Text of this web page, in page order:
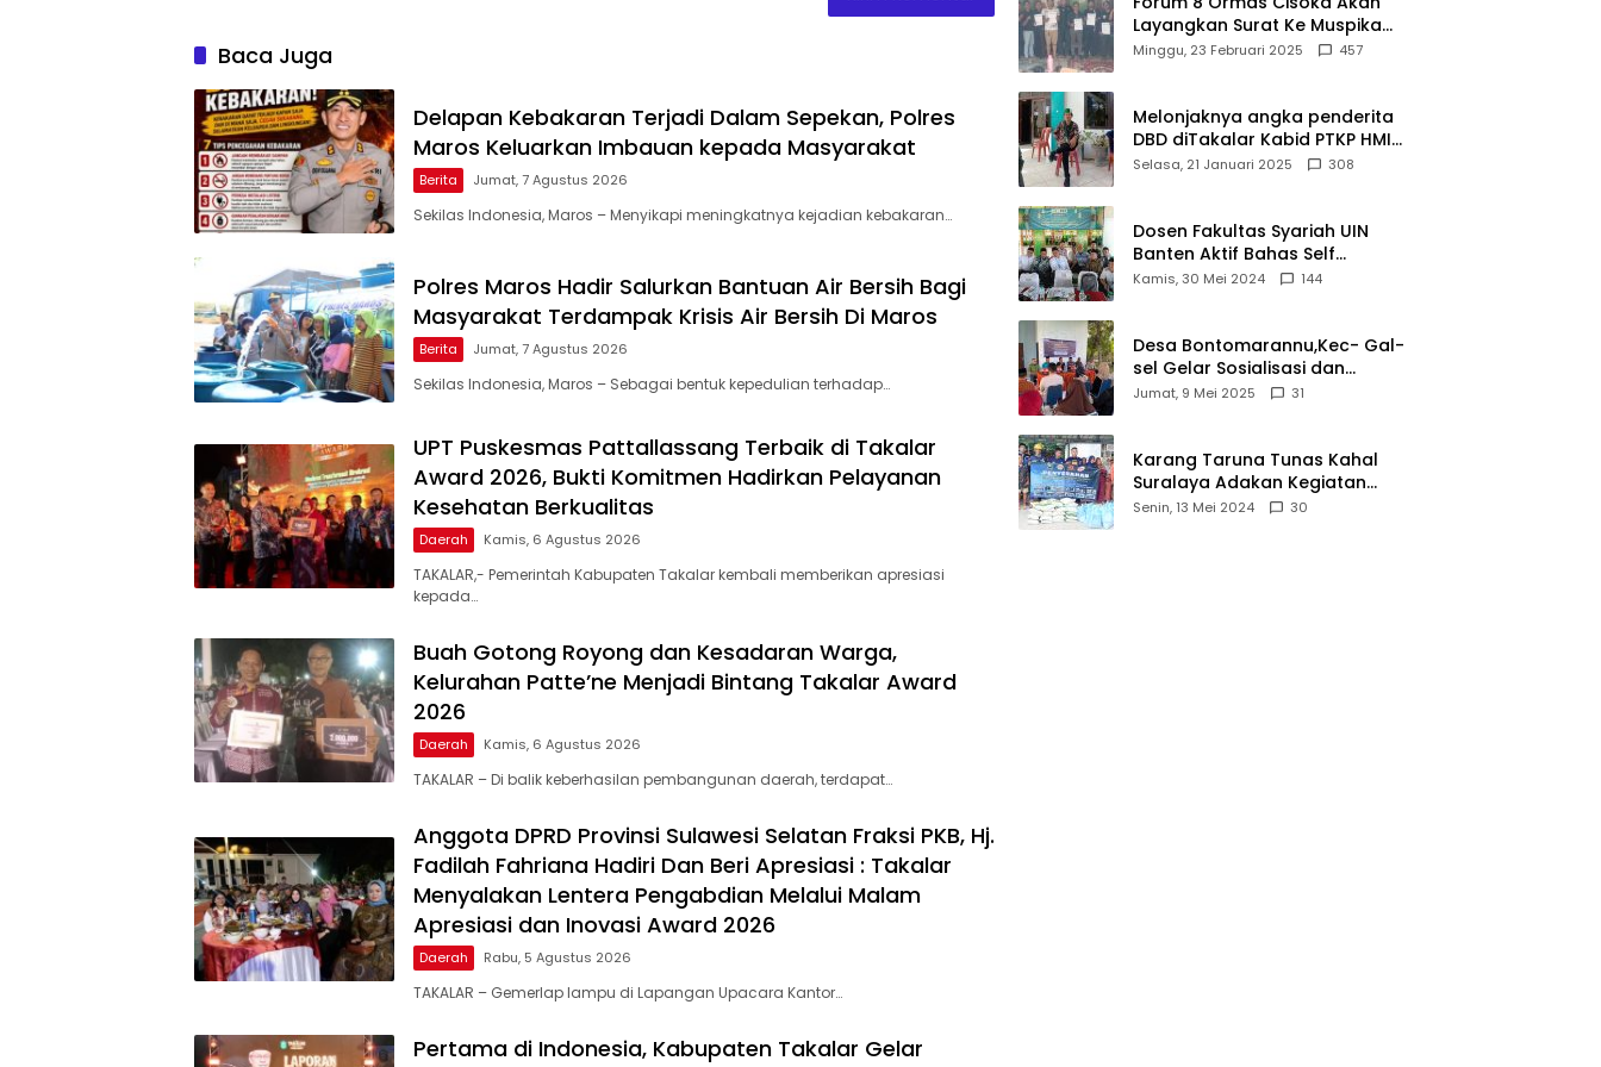
Baca Juga
Delapan Kebakaran Terjadi Dalam Sepekan, Polres
Maros Keluarkan Imbauan kepada Masyarakat
Berita Jumat, 7 Agustus 2026
Sekilas Indonesia, Maros – Menyikapi meningkatnya kejadian kebakaran…
Polres Maros Hadir Salurkan Bantuan Air Bersih Bagi
Masyarakat Terdampak Krisis Air Bersih Di Maros
Berita Jumat, 7 Agustus 2026
Sekilas Indonesia, Maros – Sebagai bentuk kepedulian terhadap…
UPT Puskesmas Pattallassang Terbaik di Takalar
Award 2026, Bukti Komitmen Hadirkan Pelayanan
Kesehatan Berkualitas
Daerah Kamis, 6 Agustus 2026
TAKALAR,- Pemerintah Kabupaten Takalar kembali memberikan apresiasi
kepada…
Buah Gotong Royong dan Kesadaran Warga,
Kelurahan Patte’ne Menjadi Bintang Takalar Award
2026
Daerah Kamis, 6 Agustus 2026
TAKALAR – Di balik keberhasilan pembangunan daerah, terdapat…
Anggota DPRD Provinsi Sulawesi Selatan Fraksi PKB, Hj.
Fadilah Fahriana Hadiri Dan Beri Apresiasi : Takalar
Menyalakan Lentera Pengabdian Melalui Malam
Apresiasi dan Inovasi Award 2026
Daerah Rabu, 5 Agustus 2026
TAKALAR – Gemerlap lampu di Lapangan Upacara Kantor…
Pertama di Indonesia, Kabupaten Takalar Gelar
Layangkan Surat Ke Muspika
Atas Adanya Kantor Matel di
Minggu, 23 Februari 2025 457
Melonjaknya angka penderita
DBD diTakalar Kabid PTKP HMI
Cab.Takalar angkat bicara
Selasa, 21 Januari 2025 308
Dosen Fakultas Syariah UIN
Banten Aktif Bahas Self
Declare Halal dalam Forum
Kamis, 30 Mei 2024 144
Desa Bontomarannu,Kec- Gal-
sel Gelar Sosialisasi dan
Bimtek Pemutakhiran Data ID
Jumat, 9 Mei 2025 31
Karang Taruna Tunas Kahal
Suralaya Adakan Kegiatan
Bansos Terhadap Kaum
Senin, 13 Mei 2024 30